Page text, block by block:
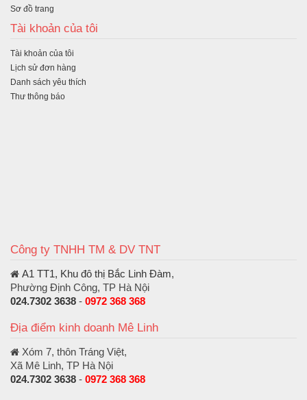
Sơ đồ trang
Tài khoản của tôi
Tài khoản của tôi
Lịch sử đơn hàng
Danh sách yêu thích
Thư thông báo
Công ty TNHH TM & DV TNT
A1 TT1, Khu đô thị Bắc Linh Đàm,
Phường Định Công, TP Hà Nội
024.7302 3638 - 0972 368 368
Địa điểm kinh doanh Mê Linh
Xóm 7, thôn Tráng Việt,
Xã Mê Linh, TP Hà Nội
024.7302 3638 - 0972 368 368